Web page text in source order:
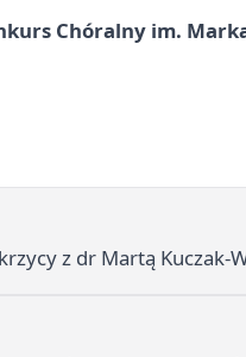
Chóralny im.
z dr Martą Kuczak-